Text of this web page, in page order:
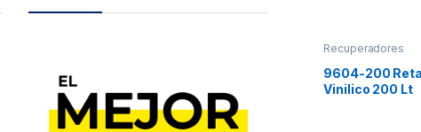
Recuperadores
9604-200
Vinilico 200 Lt